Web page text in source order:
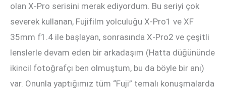
olan X-Pro serisini merak ediyordum. Bu seriyi çok
severek kullanan, Fujifilm yolculuğu X-Pro1 ve XF
35mm f1.4 ile başlayan, sonrasında X-Pro2 ve çeşitli
lenslerle devam eden bir arkadaşım (Hatta düğününde
ikincil fotoğrafçı ben olmuştum, bu da böyle bir anı)
var. Onunla yaptığımız tüm “Fuji” temalı konuşmalarda